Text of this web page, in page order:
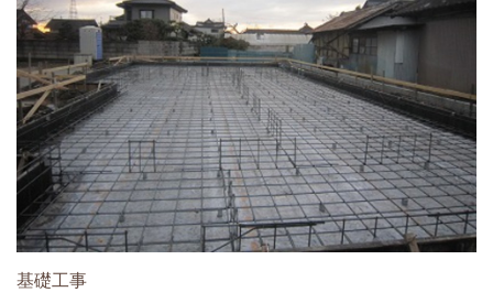
基礎工事